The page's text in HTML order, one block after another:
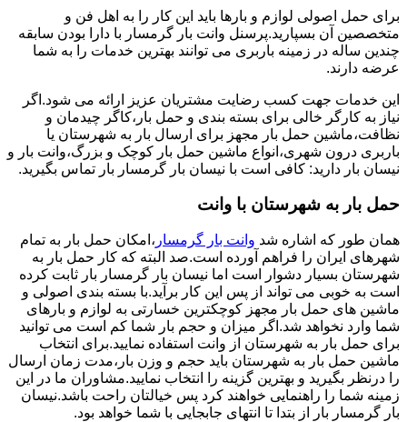
برای حمل اصولی لوازم و بارها باید این کار را به اهل فن و
متخصصین آن بسپارید.پرسنل وانت بار گرمسار با دارا بودن سابقه
چندین ساله در زمینه باربری می توانند بهترین خدمات را به شما
عرضه دارند.
این خدمات جهت کسب رضایت مشتریان عزیز ارائه می شود.اگر
نیاز به کارگر خالی برای بسته بندی و حمل بار،کاگر چیدمان و
نظافت،ماشین حمل بار مجهز برای ارسال بار به شهرستان یا
باربری درون شهری،انواع ماشین حمل بار کوچک و بزرگ،وانت بار و
نیسان بار دارید: کافی است با نیسان بار گرمسار بار تماس بگیرید.
حمل بار به شهرستان با وانت
همان طور که اشاره شد وانت بار گرمسار ،امکان حمل بار به تمام
شهرهای ایران را فراهم آورده است.صد البته که کار حمل بار به
شهرستان بسیار دشوار است اما نیسان بار گرمسار بار ثابت کرده
است به خوبی می تواند از پس این کار برآید.با بسته بندی اصولی و
ماشین های حمل بار مجهز کوچکترین خسارتی به لوازم و بارهای
شما وارد نخواهد شد.اگر میزان و حجم بار شما کم است می توانید
برای حمل بار به شهرستان از وانت استفاده نمایید.برای انتخاب
ماشین حمل بار به شهرستان باید حجم و وزن بار،مدت زمان ارسال
را درنظر بگیرید و بهترین گزینه را انتخاب نمایید.مشاوران ما در این
زمینه شما را راهنمایی خواهند کرد پس خیالتان راحت باشد.نیسان
بار گرمسار بار از بتدا تا انتهای جابجایی با شما خواهد بود.